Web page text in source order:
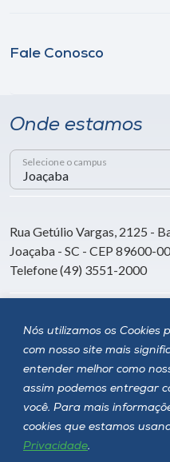
Nós utilizamos os
com nosso site mais
entender melhor como
assim podemos entregar
você. Para mais
cookies que estamos
Privacidade.
Fale Conosco
Onde estamos
Selecione o campus
Rua Getúlio Vargas, 2125 -
Joaçaba - SC - CEP 89600-
Telefone (49) 3551-2000
Siga a Unoesc